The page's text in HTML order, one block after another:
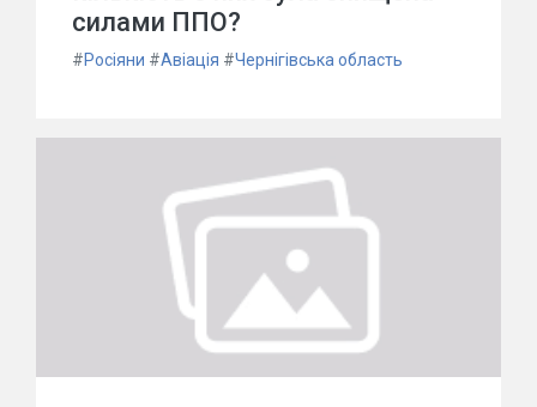
силами ППО?
#Росіяни #Авіація #Чернігівська область